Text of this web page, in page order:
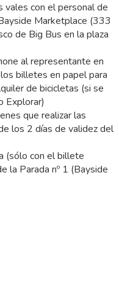
vales con el personal de
Marketplace (333
de Big Bus en la plaza
al representante en
billetes en papel para
de bicicletas (si se
Explorar)
que realizar las
los 2 días de validez del
(sólo con el billete
la Parada nº 1 (Bayside